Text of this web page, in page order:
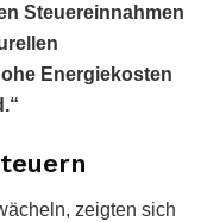
Steuereinnahmen
Energiekosten
zeigten sich